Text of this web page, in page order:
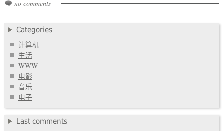
no comments
Categories
计算机
生活
WWW
电影
音乐
电子
Last comments